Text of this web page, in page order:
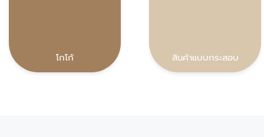
โกโก้ สินค้าแบบกระสอบ